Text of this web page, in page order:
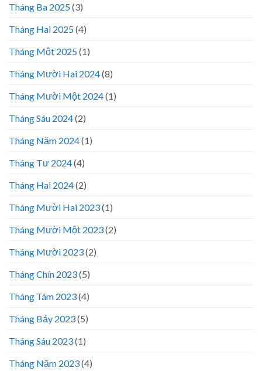
Tháng Ba 2025(3)
Tháng Hai 2025(4)
Tháng Một 2025(1)
Tháng Mười Hai 2024(8)
Tháng Mười Một 2024(1)
Tháng Sáu 2024(2)
Tháng Năm 2024(1)
Tháng Tư 2024(4)
Tháng Hai 2024(2)
Tháng Mười Hai 2023(1)
Tháng Mười Một 2023(2)
Tháng Mười 2023(2)
Tháng Chín 2023(5)
Tháng Tám 2023(4)
Tháng Bảy 2023(5)
Tháng Sáu 2023(1)
Tháng Năm 2023(4)